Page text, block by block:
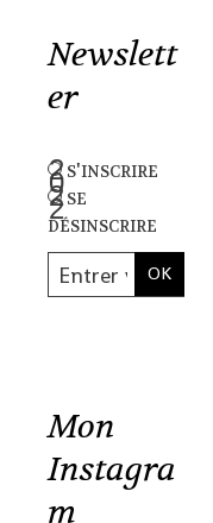
Newslett
er
s'inscrire
se
désinscrire
Mon
Instagra
m